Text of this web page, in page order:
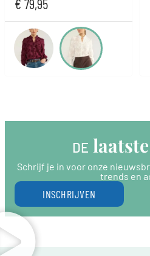
€ 79,95
DE laatste
Schrijf je in voor onze
trends en
INSCHRIJVEN